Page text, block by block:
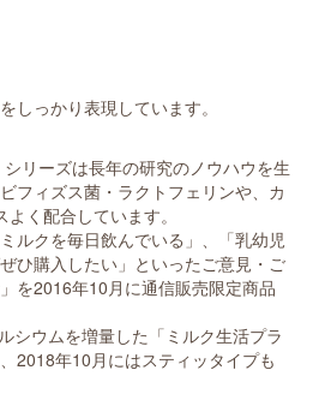
しっかり表現しています。
リーズは長年の研究のノウハウを生
フィズス菌・ラクトフェリンや、カ
く配合しています。
ルクを毎日飲んでいる」、「乳幼児
ひ購入したい」といったご意見・ご
を2016年10月に通信販売限定商品
シウムを増量した「ミルク生活プラ
2018年10月にはスティッタイプも